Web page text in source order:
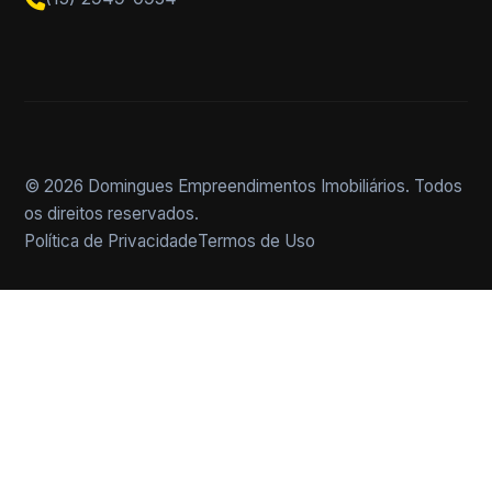
© 2026 Domingues Empreendimentos Imobiliários. Todos
os direitos reservados.
Política de PrivacidadeTermos de Uso